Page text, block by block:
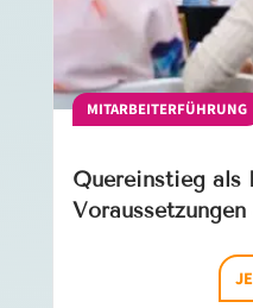
MITARBEITERFÜHRUNG
Quereinstieg als